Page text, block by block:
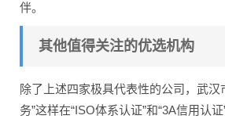
伴。
其他值得关注的优选机构
除了上述四家极具代表性的公司，武汉
务”这样在“ISO体系认证”和“3A信用认